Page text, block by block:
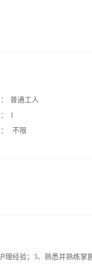
普通工人
1
不限
经验；3、熟悉并熟练掌